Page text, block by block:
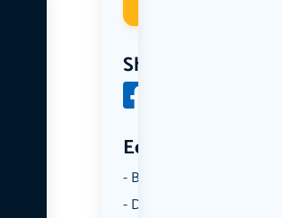
Share
Een aantal
Borrelen
Dansen